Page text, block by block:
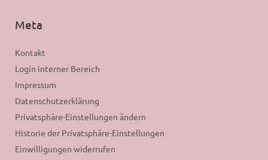
Meta
Kontakt
Login interner Bereich
Impressum
Datenschutzerklärung
Privatsphäre-Einstellungen ändern
Historie der Privatsphäre-Einstellungen
Einwilligungen widerrufen